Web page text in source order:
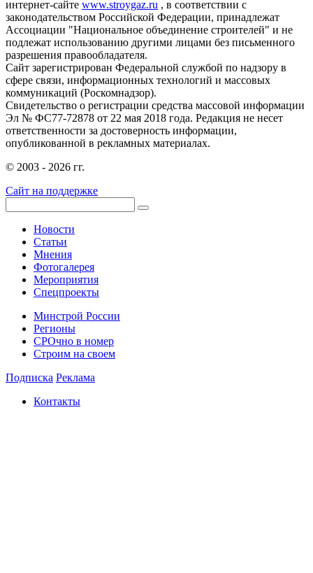
интернет-сайте www.stroygaz.ru , в соответствии с
законодательством Российской Федерации, принадлежат
Ассоциации "Национальное объединение строителей" и не
подлежат использованию другими лицами без письменного
разрешения правообладателя.
Сайт зарегистрирован Федеральной службой по надзору в
сфере связи, информационных технологий и массовых
коммуникаций (Роскомнадзор).
Свидетельство о регистрации средства массовой информации
Эл № ФС77-72878 от 22 мая 2018 года. Редакция не несет
ответственности за достоверность информации,
опубликованной в рекламных материалах.
© 2003 - 2026 гг.
Сайт на поддержке
Новости
Статьи
Мнения
Фотогалерея
Мероприятия
Спецпроекты
Минстрой России
Регионы
СРОчно в номер
Строим на своем
Подписка Реклама
Контакты